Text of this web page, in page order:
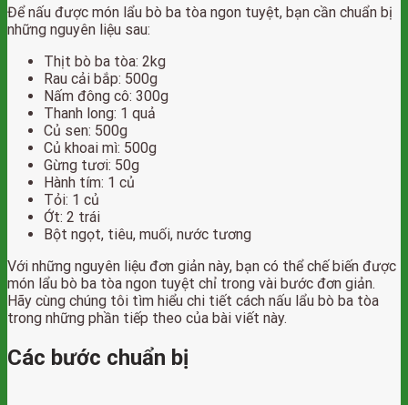
Để nấu được món lẩu bò ba tòa ngon tuyệt, bạn cần chuẩn bị
những nguyên liệu sau:
Thịt bò ba tòa: 2kg
Rau cải bắp: 500g
Nấm đông cô: 300g
Thanh long: 1 quả
Củ sen: 500g
Củ khoai mì: 500g
Gừng tươi: 50g
Hành tím: 1 củ
Tỏi: 1 củ
Ớt: 2 trái
Bột ngọt, tiêu, muối, nước tương
Với những nguyên liệu đơn giản này, bạn có thể chế biến được
món lẩu bò ba tòa ngon tuyệt chỉ trong vài bước đơn giản.
Hãy cùng chúng tôi tìm hiểu chi tiết cách nấu lẩu bò ba tòa
trong những phần tiếp theo của bài viết này.
Các bước chuẩn bị